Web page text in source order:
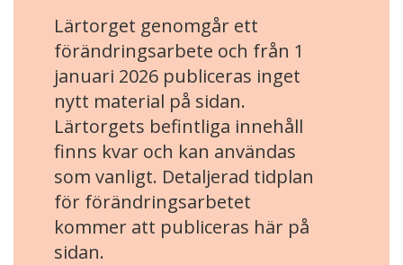
Lärtorget genomgår ett
förändringsarbete och från 1
januari 2026 publiceras inget
nytt material på sidan.
Lärtorgets befintliga innehåll
finns kvar och kan användas
som vanligt. Detaljerad tidplan
för förändringsarbetet
kommer att publiceras här på
sidan.